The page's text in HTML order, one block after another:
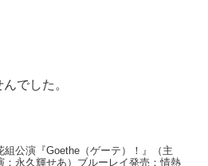
でした。
組公演『Goethe（ゲーテ）！』（主
：永久輝せあ）ブルーレイ発売：情熱